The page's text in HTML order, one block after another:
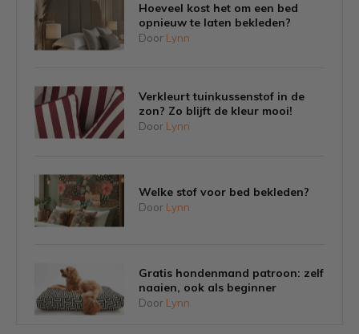
Hoeveel kost het om een bed
opnieuw te laten bekleden?
Door Lynn
Verkleurt tuinkussenstof in de
zon? Zo blijft de kleur mooi!
Door Lynn
Welke stof voor bed bekleden?
Door Lynn
Gratis hondenmand patroon: zelf
naaien, ook als beginner
Door Lynn